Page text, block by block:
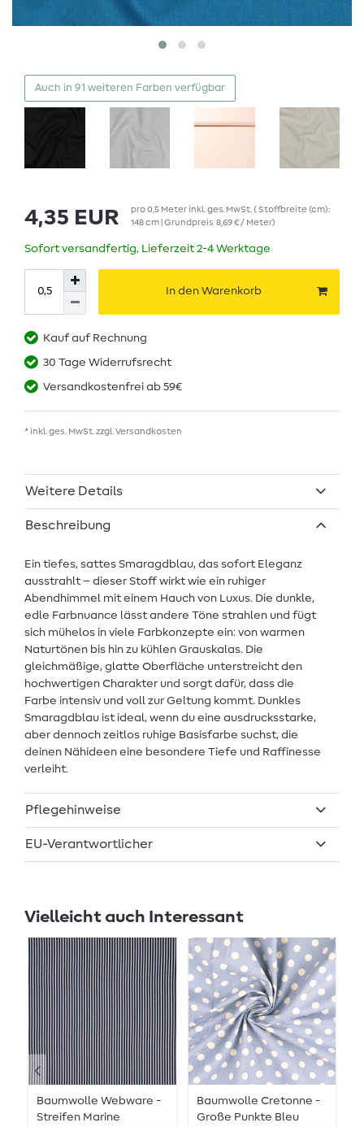
Auch in 91 weiteren Farben verfügbar
4,35 EUR pro0,5 Meterinkl. ges. MwSt. ( Stoffbreite (cm):
148 cm | Grundpreis 8,69 € / Meter)
Sofort versandfertig, Lieferzeit 2-4 Werktage
In den Warenkorb
Kauf auf Rechnung
30 Tage Widerrufsrecht
Versandkostenfrei ab 59€
* inkl. ges. MwSt. zzgl. Versandkosten
Weitere Details
Beschreibung
Ein tiefes, sattes Smaragdblau, das sofort Eleganz
ausstrahlt – dieser Stoff wirkt wie ein ruhiger
Abendhimmel mit einem Hauch von Luxus. Die dunkle,
edle Farbnuance lässt andere Töne strahlen und fügt
sich mühelos in viele Farbkonzepte ein: von warmen
Naturtönen bis hin zu kühlen Grauskalas. Die
gleichmäßige, glatte Oberfläche unterstreicht den
hochwertigen Charakter und sorgt dafür, dass die
Farbe intensiv und voll zur Geltung kommt. Dunkles
Smaragdblau ist ideal, wenn du eine ausdrucksstarke,
aber dennoch zeitlos ruhige Basisfarbe suchst, die
deinen Nähideen eine besondere Tiefe und Raffinesse
verleiht.
Pflegehinweise
EU-Verantwortlicher
Vielleicht auch Interessant
Baumwolle Webware -
Streifen Marine
Baumwolle Cretonne -
Große Punkte Bleu